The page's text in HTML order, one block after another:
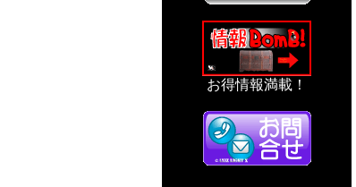
お得情報満載！